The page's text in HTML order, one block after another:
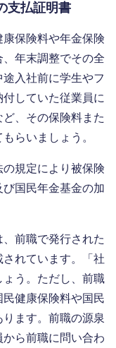
支払証明書
保険料や年金保険
年末調整でその全
入社前に学生やフ
していた従業員に
、その保険料また
らいましょう。
規定により被保険
国民年金基金の加
前職で発行された
れています。「社
う。ただし、前職
健康保険料や国民
ます。前職の源泉
ら前職に問い合わ